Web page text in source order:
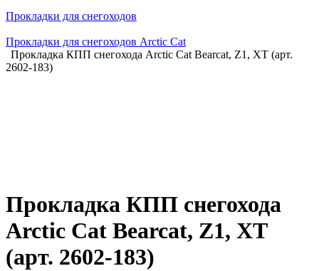
Прокладки для снегоходов
Прокладки для снегоходов Arctic Cat
Прокладка КПП снегохода Arctic Cat Bearcat, Z1, XT (арт.
2602-183)
Прокладка КПП снегохода
Arctic Cat Bearcat, Z1, XT
(арт. 2602-183)